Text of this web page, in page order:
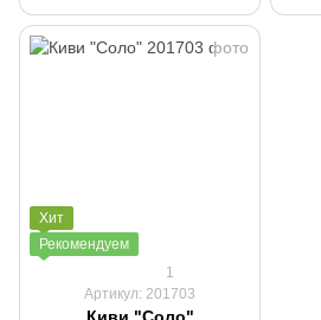
Хит
Рекомендуем
1
Артикул: 201703